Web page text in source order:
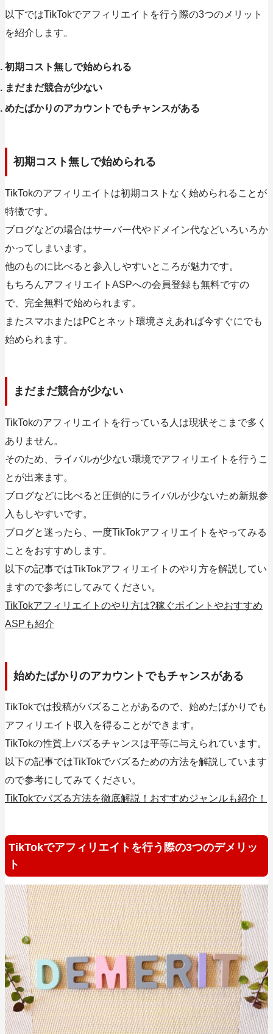
以下ではTikTokでアフィリエイトを行う際の3つのメリット
を紹介します。
初期コスト無しで始められる
まだまだ競合が少ない
めたばかりのアカウントでもチャンスがある
初期コスト無しで始められる
TikTokのアフィリエイトは初期コストなく始められることが
特徴です。
ブログなどの場合はサーバー代やドメイン代などいろいろか
かってしまいます。
他のものに比べると参入しやすいところが魅力です。
もちろんアフィリエイトASPへの会員登録も無料ですの
で、完全無料で始められます。
またスマホまたはPCとネット環境さえあれば今すぐにでも
始められます。
まだまだ競合が少ない
TikTokのアフィリエイトを行っている人は現状そこまで多く
ありません。
そのため、ライバルが少ない環境でアフィリエイトを行うこ
とが出来ます。
ブログなどに比べると圧倒的にライバルが少ないため新規参
入もしやすいです。
ブログと迷ったら、一度TikTokアフィリエイトをやってみる
ことをおすすめします。
以下の記事ではTikTokアフィリエイトのやり方を解説してい
ますので参考にしてみてください。
TikTokアフィリエイトのやり方は?稼ぐポイントやおすすめ
ASPも紹介
始めたばかりのアカウントでもチャンスがある
TikTokでは投稿がバズることがあるので、始めたばかりでも
アフィリエイト収入を得ることができます。
TikTokの性質上バズるチャンスは平等に与えられています。
以下の記事ではTikTokでバズるための方法を解説しています
ので参考にしてみてください。
TikTokでバズる方法を徹底解説！おすすめジャンルも紹介！
TikTokでアフィリエイトを行う際の3つのデメリッ
ト